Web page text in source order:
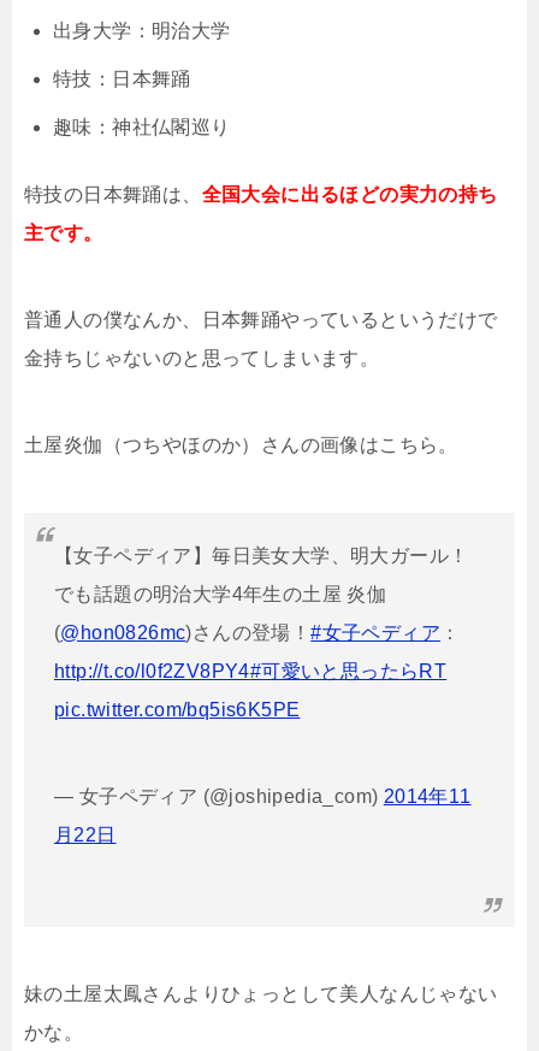
出身大学：明治大学
特技：日本舞踊
趣味：神社仏閣巡り
特技の日本舞踊は、 全国大会に出るほどの実力の持ち
主です。
普通人の僕なんか、日本舞踊やっているというだけで
金持ちじゃないのと思ってしまいます。
土屋炎伽（つちやほのか）さんの画像はこちら。
【女子ペディア】毎日美女大学、明大ガール！
でも話題の明治大学4年生の土屋 炎伽
(@hon0826mc)さんの登場！#女子ペディア ：
http://t.co/l0f2ZV8PY4#可愛いと思ったらRT
pic.twitter.com/bq5is6K5PE
— 女子ペディア (@joshipedia_com) 2014年11
月22日
妹の土屋太鳳さんよりひょっとして美人なんじゃない
かな。